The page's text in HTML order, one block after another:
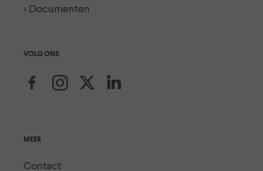
> Documenten
VOLG ONS
MEER
Contact